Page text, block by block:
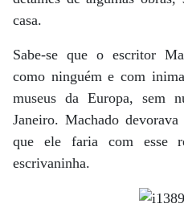
casa.
Sabe-se que o escritor
como ninguém e com
museus da Europa, sem
Janeiro. Machado
que ele faria com esse
escrivaninha.